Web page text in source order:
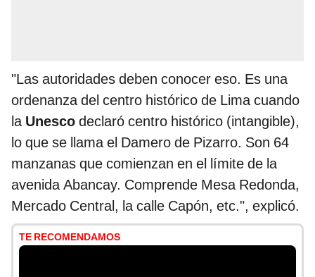
"Las autoridades deben conocer eso. Es una
ordenanza del centro histórico de Lima cuando
la Unesco declaró centro histórico (intangible),
lo que se llama el Damero de Pizarro. Son 64
manzanas que comienzan en el límite de la
avenida Abancay. Comprende Mesa Redonda,
Mercado Central, la calle Capón, etc.", explicó.
TE RECOMENDAMOS